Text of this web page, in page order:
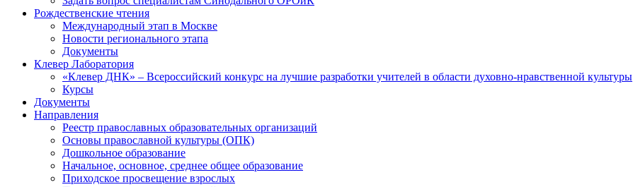
Рождественские чтения
Международный этап в Москве
Новости регионального этапа
Документы
Клевер Лаборатория
«Клевер ДНК» – Всероссийский конкурс на лучшие разработки учителей в области духовно-нравственной культуры
Курсы
Документы
Направления
Реестр православных образовательных организаций
Основы православной культуры (ОПК)
Дошкольное образование
Начальное, основное, среднее общее образование
Приходское просвещение взрослых